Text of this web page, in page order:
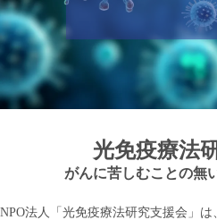
光免疫療法
がんに苦しむことの無
NPO法人「光免疫療法研究支援会」